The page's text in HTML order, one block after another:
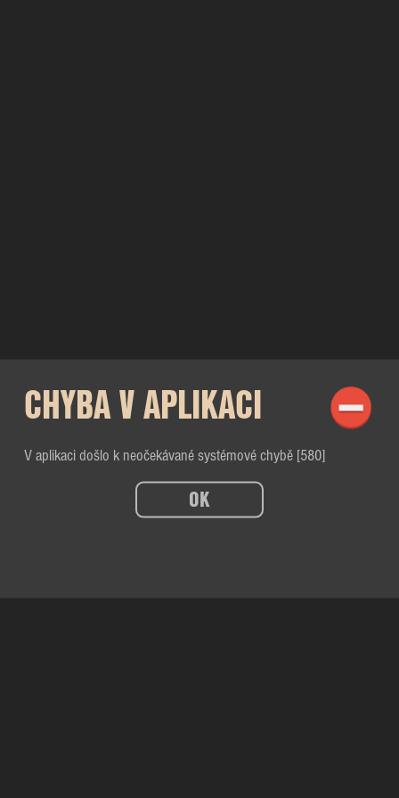
CHYBA V APLIKACI
V aplikaci došlo k neočekávané systémové chybě [580]
OK